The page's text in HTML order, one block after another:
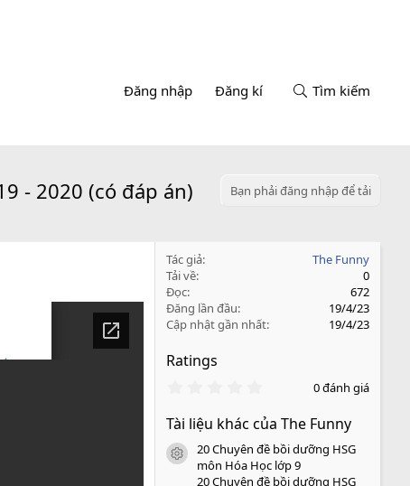
Đăng nhập Đăng kí Tìm kiếm
- 2020 (có đáp án)
Bạn phải đăng nhập để tải
Tác giả
The Funny
Tải về
0
Đọc
672
Đăng lần đầu
19/4/23
Cập nhật gần nhất
19/4/23
Ratings
0
0
s
a
o
0 đánh giá
Tài liệu khác của The Funny
icon tài liệu
20 Chuyên đề bồi dưỡng HSG
môn Hóa Học lớp 9
20 Chuyên đề bồi dưỡng HSG